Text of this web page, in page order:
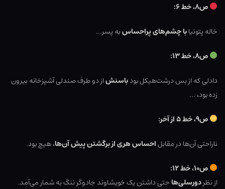
ص۸، خط ۶:
خاله پتونیابا چشم‌های پراحساسبه پسر…
ص۸، خط ۱۳:
دادلی که از بس درشت‌هیکل بودباسنشاز دو طرف صندلی آشپزخانه بیرون
زده بود، …
ص۹، خط ۵ از آخر:
ناراحتی آن‌ها در مقابلاحساس هری از برگشتن پیش آن‌ها، هیچ بود.
ص۱۰، خط ۱۲:
از نظردورسلی‌هاحتی داشتن یک خویشاوند جادوگر ننگ به شمار می‌آمد.